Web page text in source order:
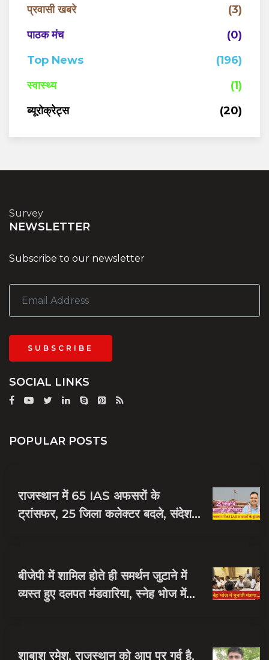
प्रवासी खबरे
(3)
पाठक मंच
(0)
Top News
(196)
स्वास्थ्य
(1)
ब्यूरोक्रेट्स
(20)
Survey
NEWSLETTER
Subscribe to our newsletter
SUBSCRIBE
SOCIAL LINKS
POPULAR POSTS
राजस्थान में 65 IAS अफसरों के
ट्रांसफर, 25 जिला कलेक्टर बदले, संदेश
बीजेपी में शामिल होते ही समर्थन जुटाने में
व्यस्त हुए दलपत मंडवारिया, स्नेह भोज में
शाबाश रमेश, राजस्थान को आप पर गर्व है,